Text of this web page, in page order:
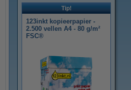
Tip!
123inkt kopieerpapier -
2.500 vellen A4 - 80 g/m²
FSC®